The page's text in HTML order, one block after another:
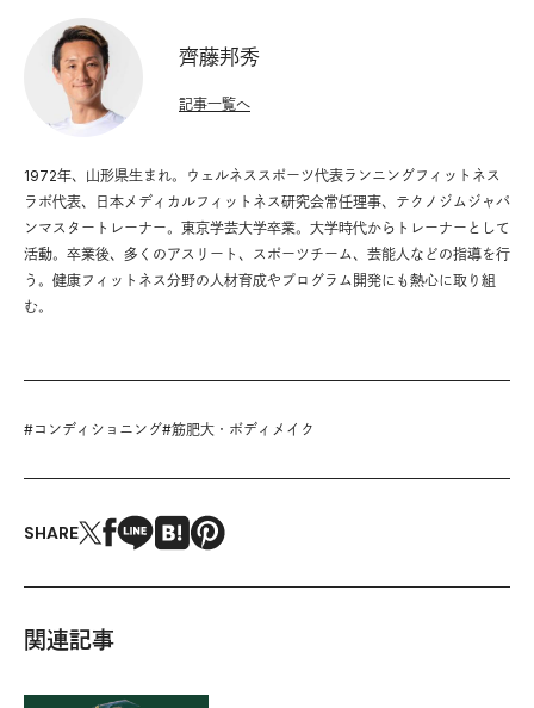
齊藤邦秀
1972年、山形県生まれ。ウェルネススポーツ代表ランニングフィットネス
ラボ代表、日本メディカルフィットネス研究会常任理事、テクノジムジャパ
ンマスタートレーナー。東京学芸大学卒業。大学時代からトレーナーとして
活動。卒業後、多くのアスリート、スポーツチーム、芸能人などの指導を行
う。健康フィットネス分野の人材育成やプログラム開発にも熱心に取り組
む。
記事一覧へ
#コンディショニング#筋肥大・ボディメイク
SHARE
関連記事